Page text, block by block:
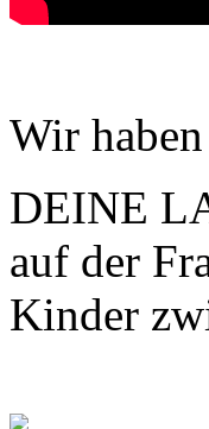
Wir
DEINE
auf der
Kinder